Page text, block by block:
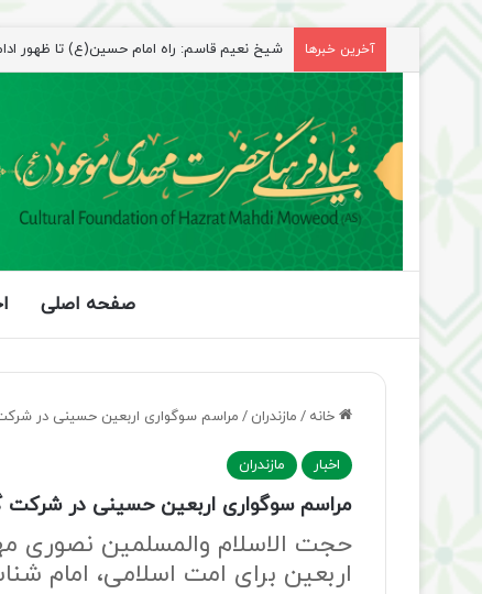
آخرین خبرها شیخ نعیم قاسم: راه امام حسین(ع) تا ظهور
صفحه اصلی
خانه / مازندران / مراسم سوگواری اربعین حسینی در شرکت
اخبار مازندران
مراسم سوگواری اربعین حسینی در شرکت
حجت الاسلام والمسلمین نصوری
اربعین برای امت اسلامی، امام